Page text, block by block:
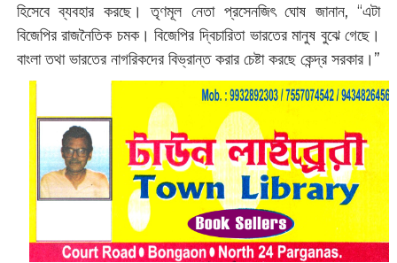
হিসেবে ব্যবহার করছে। তৃণমূল নেতা প্রসেনজিৎ ঘোষ জানান, “এটা
বিজেপির রাজনৈতিক চমক। বিজেপির দ্বিচারিতা ভারতের মানুষ বুঝে গেছে।
বাংলা তথা ভারতের নাগরিকদের বিভ্রান্ত করার চেষ্টা করছে কেন্দ্র সরকার।”